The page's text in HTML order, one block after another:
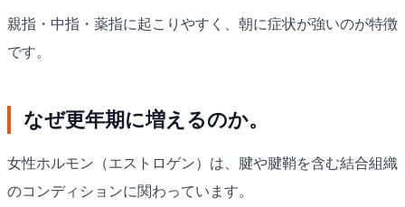
親指・中指・薬指に起こりやすく、朝に症状が強いのが特徴
です。
なぜ更年期に増えるのか。
女性ホルモン（エストロゲン）は、腱や腱鞘を含む結合組織
のコンディションに関わっています。